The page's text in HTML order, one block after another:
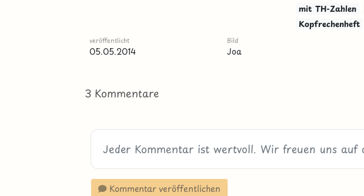
mit TH-Zahlen
Kopfrechenheft
veröffentlicht
05.05.2014
Bild
Joa
3 Kommentare
Kommentar veröffentlichen